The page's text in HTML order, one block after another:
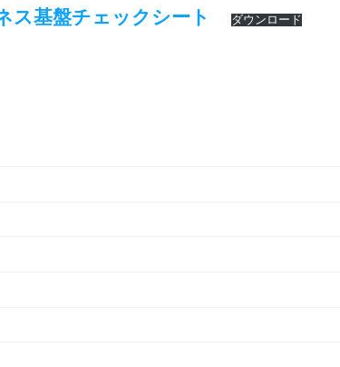
ス基盤チェックシート ダウンロード